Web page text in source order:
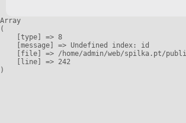
Array
(
    [type] => 8
    [message] => Undefined index: id
[file] => /home/admin/web/spilka.pt/
    [line] => 242